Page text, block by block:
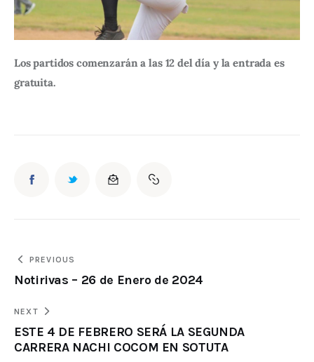
Los partidos comenzarán a las 12 del día y la entrada es
gratuita.
PREVIOUS
Notirivas – 26 de Enero de 2024
NEXT
ESTE 4 DE FEBRERO SERÁ LA SEGUNDA
CARRERA NACHI COCOM EN SOTUTA